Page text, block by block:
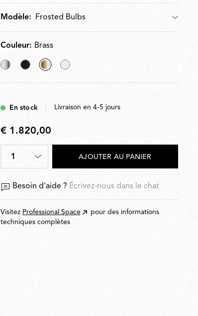
Modèle: Frosted Bulbs
Couleur: Brass
En stock Livraison en 4-5 jours
€
1.820,00
€ 1.820,00
1 AJOUTER AU PANIER
Besoin d'aide ? Écrivez-nous dans le chat
Visitez Professional Space
pour des informations
techniques complètes